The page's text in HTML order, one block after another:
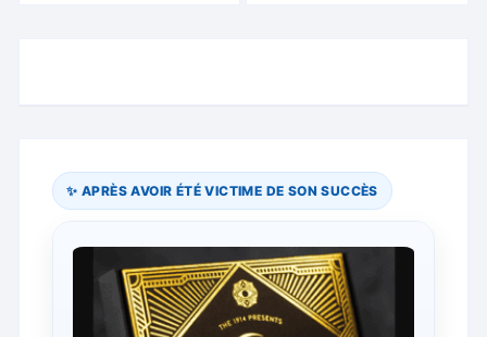
✨ APRÈS AVOIR ÉTÉ VICTIME DE SON SUCCÈS